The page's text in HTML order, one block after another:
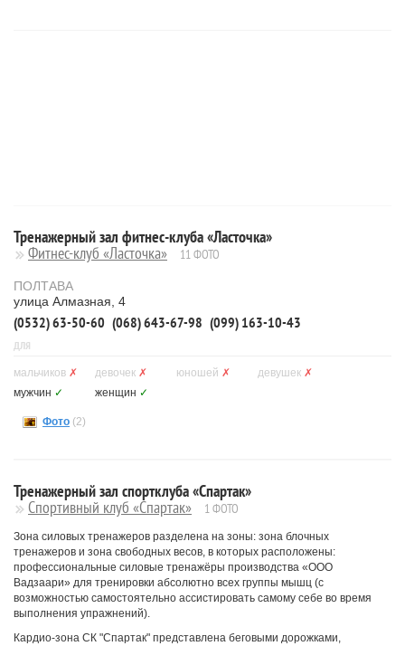
Тренажерный зал фитнес-клуба «Ласточка»
Фитнес-клуб «Ласточка» 11 ФОТО
ПОЛТАВА
улица Алмазная, 4
(0532) 63-50-60 (068) 643-67-98 (099) 163-10-43
ДЛЯ
мальчиков ✗ девочек ✗ юношей ✗ девушек ✗
мужчин ✓ женщин ✓
Фото (2)
Тренажерный зал спортклуба «Спартак»
Спортивный клуб «Спартак» 1 ФОТО
Зона силовых тренажеров разделена на зоны: зона блочных
тренажеров и зона свободных весов, в которых расположены:
профессиональные силовые тренажёры производства «ООО
Вадзаари» для тренировки абсолютно всех группы мышц (с
возможностью самостоятельно ассистировать самому себе во время
выполнения упражнений).
Кардио-зона СК "Спартак" представлена беговыми дорожками,